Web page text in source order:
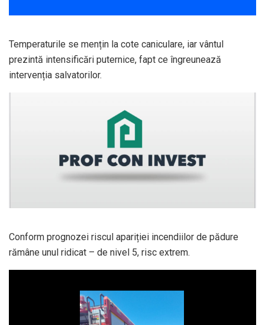
Temperaturile se mențin la cote caniculare, iar vântul
prezintă intensificări puternice, fapt ce îngreunează
intervenția salvatorilor.
Conform prognozei riscul apariției incendiilor de pădure
rămâne unul ridicat – de nivel 5, risc extrem.